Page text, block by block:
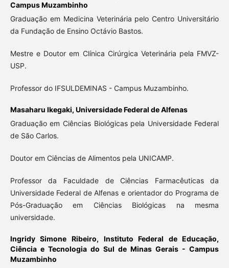
Campus Muzambinho
Graduação em Medicina Veterinária pelo Centro Universitário
da Fundação de Ensino Octávio Bastos.
Mestre e Doutor em Clínica Cirúrgica Veterinária pela FMVZ-
USP.
Professor do IFSULDEMINAS - Campus Muzambinho.
Masaharu Ikegaki, Universidade Federal de Alfenas
Graduação em Ciências Biológicas pela Universidade Federal
de São Carlos.
Doutor em Ciências de Alimentos pela UNICAMP.
Professor da Faculdade de Ciências Farmacêuticas da
Universidade Federal de Alfenas e orientador do Programa de
Pós-Graduação em Ciências Biológicas na mesma
universidade.
Ingridy Simone Ribeiro, Instituto Federal de Educação,
Ciência e Tecnologia do Sul de Minas Gerais - Campus
Muzambinho